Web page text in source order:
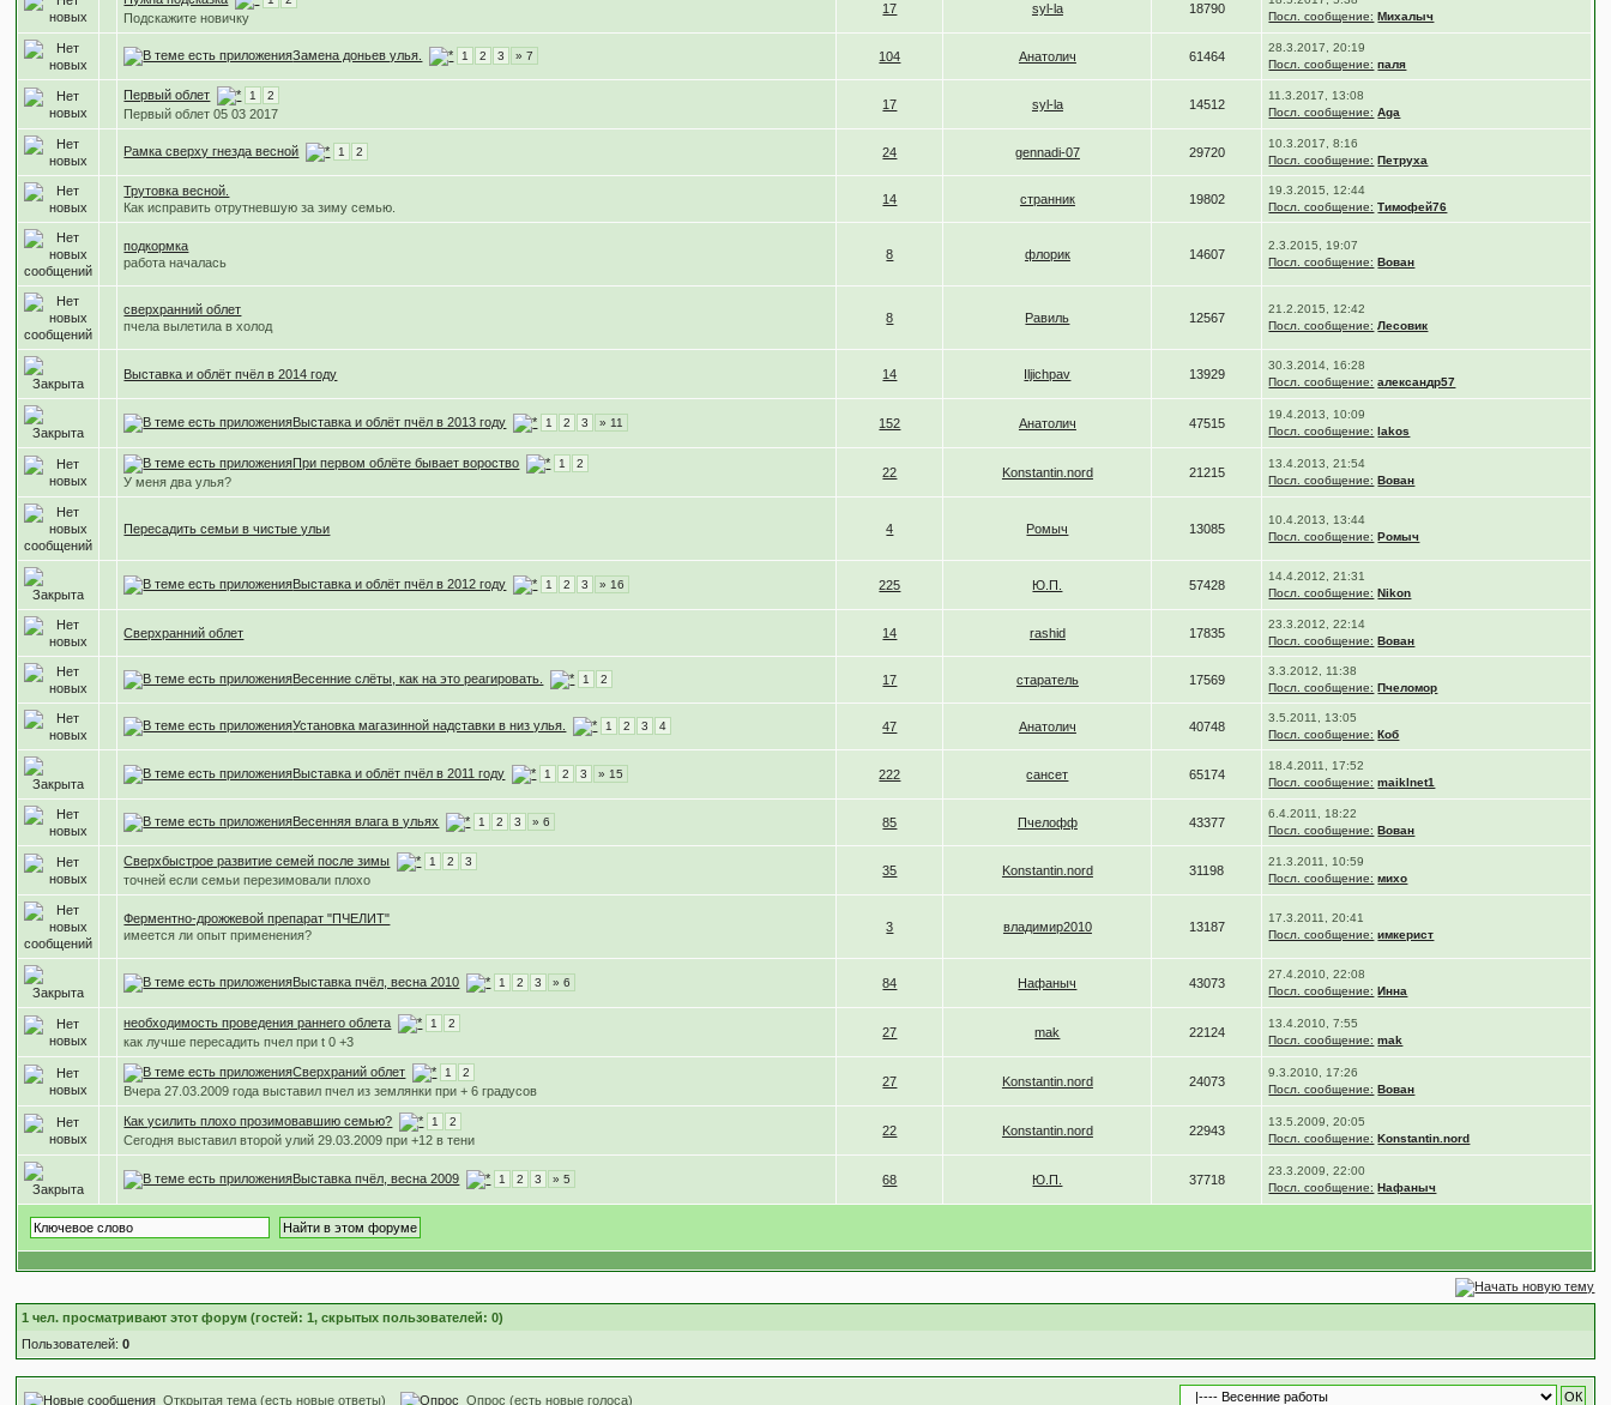
Подскажите новичку
17 syl-la 18790
Посл. сообщение: Михалыч
Замена доньев улья. 1 2 3 » 7 104 Анатолич 61464
28.3.2017, 20:19
Посл. сообщение: паля
Первый облет 1 2
Первый облет 05 03 2017
17 syl-la 14512
11.3.2017, 13:08
Посл. сообщение: Aga
Рамка сверху гнезда весной 1 2 24 gennadi-07 29720
10.3.2017, 8:16
Посл. сообщение: Петруха
Трутовка весной.
Как исправить отрутневшую за зиму семью.
14 странник 19802
19.3.2015, 12:44
Посл. сообщение: Тимофей76
подкормка
работа началась
8 флорик 14607
2.3.2015, 19:07
Посл. сообщение: Вован
сверхранний облет
пчела вылетила в холод
8 Равиль 12567
21.2.2015, 12:42
Посл. сообщение: Лесовик
Выставка и облёт пчёл в 2014 году 14 Iljichpav 13929
30.3.2014, 16:28
Посл. сообщение: александр57
Выставка и облёт пчёл в 2013 году 1 2 3 » 11 152 Анатолич 47515
19.4.2013, 10:09
Посл. сообщение: lakos
При первом облёте бывает вороство 1 2
У меня два улья?
22 Konstantin.nord 21215
13.4.2013, 21:54
Посл. сообщение: Вован
Пересадить семьи в чистые ульи 4 Ромыч 13085
10.4.2013, 13:44
Посл. сообщение: Ромыч
Выставка и облёт пчёл в 2012 году 1 2 3 » 16 225 Ю.П. 57428
14.4.2012, 21:31
Посл. сообщение: Nikon
Сверхранний облет 14 rashid 17835
23.3.2012, 22:14
Посл. сообщение: Вован
Весенние слёты, как на это реагировать. 1 2 17 старатель 17569
3.3.2012, 11:38
Посл. сообщение: Пчеломор
Установка магазинной надставки в низ улья. 1 2 3 4 47 Анатолич 40748
3.5.2011, 13:05
Посл. сообщение: Коб
Выставка и облёт пчёл в 2011 году 1 2 3 » 15 222 сансет 65174
18.4.2011, 17:52
Посл. сообщение: maiklnet1
Весенняя влага в ульях 1 2 3 » 6 85 Пчелофф 43377
6.4.2011, 18:22
Посл. сообщение: Вован
Сверхбыстрое развитие семей после зимы 1 2 3
точней если семьи перезимовали плохо
35 Konstantin.nord 31198
21.3.2011, 10:59
Посл. сообщение: михо
Ферментно-дрожжевой препарат "ПЧЕЛИТ"
имеется ли опыт применения?
3 владимир2010 13187
17.3.2011, 20:41
Посл. сообщение: имкерист
Выставка пчёл, весна 2010 1 2 3 » 6 84 Нафаныч 43073
27.4.2010, 22:08
Посл. сообщение: Инна
необходимость проведения раннего облета 1 2
как лучше пересадить пчел при t 0 +3
27 mak 22124
13.4.2010, 7:55
Посл. сообщение: mak
Сверхраний облет 1 2
Вчера 27.03.2009 года выставил пчел из землянки при + 6 градусов
27 Konstantin.nord 24073
9.3.2010, 17:26
Посл. сообщение: Вован
Как усилить плохо прозимовавшию семью? 1 2
Сегодня выставил второй улий 29.03.2009 при +12 в тени
22 Konstantin.nord 22943
13.5.2009, 20:05
Посл. сообщение: Konstantin.nord
Выставка пчёл, весна 2009 1 2 3 » 5 68 Ю.П. 37718
23.3.2009, 22:00
Посл. сообщение: Нафаныч
1 чел. просматривают этот форум (гостей: 1, скрытых пользователей: 0)
Пользователей:0
Открытая тема (есть новые ответы) Опрос (есть новые голоса)